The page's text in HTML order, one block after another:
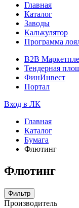
Главная
Каталог
Заводы
Калькулятор
Программа
B2B
Тендерная
ФинИнвест
Портал
Вход в ЛК
Главная
Каталог
Бумага
Флютинг
Флютинг
Фильтр
Производитель